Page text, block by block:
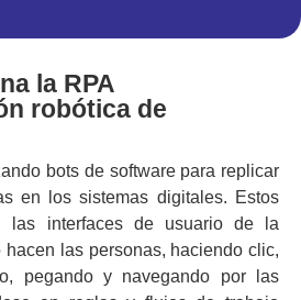
la RPA
robótica de
bots de software para replicar
en los sistemas digitales. Estos
las interfaces de usuario de la
hacen las personas, haciendo clic,
pegando y navegando por las